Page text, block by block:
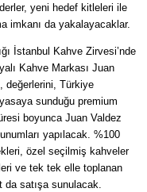
yeni hedef kitleleri ile
imkanı da yakalayacaklar.
İstanbul Kahve Zirvesi’nde
Kahve Markası Juan
değerlerini, Türkiye
sunduğu premium
boyunca Juan Valdez
yapılacak. %100
özel seçilmiş kahveler
ve tek tek elle toplanan
satışa sunulacak.